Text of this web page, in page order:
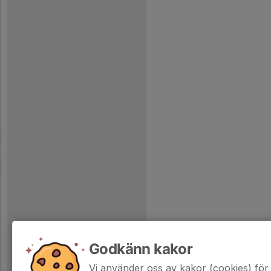
Godkänn kakor
Vi använder oss av kakor (cookies)